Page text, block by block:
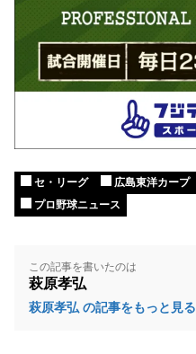
セ・リーグ 広島東洋カープ
プロ野球ニュース
この記事を書いたのは
萩原孝弘
萩原孝弘 の記事をもっと見る